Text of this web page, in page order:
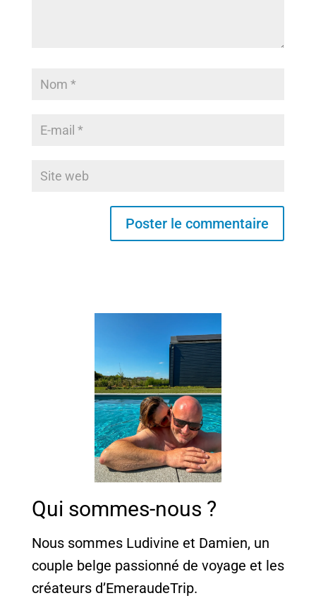
Qui sommes-nous ?
Nous sommes Ludivine et Damien, un
couple belge passionné de voyage et les
créateurs d’EmeraudeTrip.